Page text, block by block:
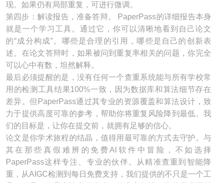
现。如果仍有局部重复，可进行微调。
第四步：解读报告，准备答辩。 PaperPass的详细报告本身
就是一个学习工具。通过它，你可以清晰地看到自己论文
的“成分构成”。哪些是合理的引用，哪些是自己的创新表
述。在论文答辩时，如果被问到重复率相关的问题，你完全
可以心中有数，坦然解释。
最后必须提醒的是，没有任何一个查重系统能与所有学校常
用的检测工具结果100%一致，因为数据库和算法细节存在
差异。但PaperPass通过其专业的资源覆盖和算法设计，致
力于提供高度可靠的参考，帮助你将重复风险降到最低。我
们的目标是，让你在提交前，就拥有足够的信心。
论文是你学术旅程的结晶，值得用最可靠的方式去守护。与
其在那些真假难辨的免费AI软件中冒险，不如选择
PaperPass这样专注、专业的伙伴。从精准查重到智能降
重，从AIGC检测到每日免费支持，我们提供的不只是一个工